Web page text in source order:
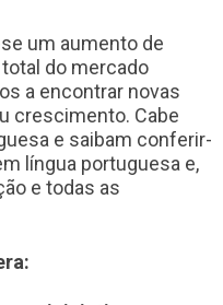
um aumento de
do mercado
a encontrar novas
crescimento. Cabe
e saibam conferir-
língua portuguesa e,
e todas as